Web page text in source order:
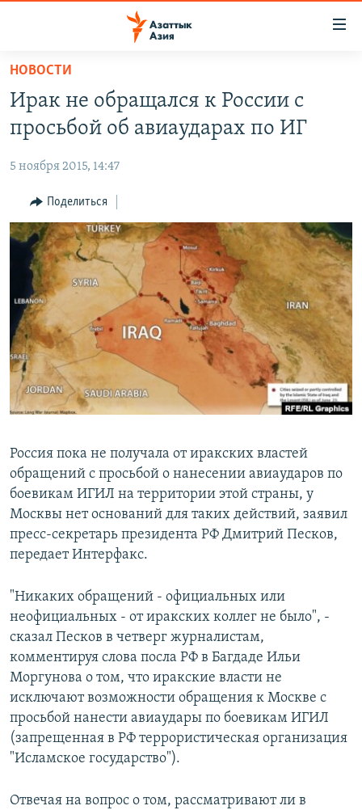
Вернуться
основному
содержанию
Вернутся
навигации
Вернутся
поиску
ЦЕНТРАЛЬНАЯ АЗИЯ
КАЗАХСТАН
УЗБЕКИСТАН
ТАДЖИКИСТАН
НОВОСТИ
ВОЙНА В УКРАИНЕ
НА ДРУГИХ ЯЗЫКАХ
ҚАЗАҚША
КЫРГЫЗЧА
ЎЗБЕКЧА
ТОҶИКӢ
TÜRKMENÇE
Все сайты РСЕ/РС
НОВОСТИ
Ирак не обращался к России с
просьбой об авиаударах по ИГ
5 ноября 2015, 14:47
Поделиться
Россия пока не получала от иракских властей
обращений с просьбой о нанесении авиаударов по
боевикам ИГИЛ на территории этой страны, у
Москвы нет оснований для таких действий, заявил
пресс-секретарь президента РФ Дмитрий Песков,
передает Интерфакс.
"Никаких обращений - официальных или
неофициальных - от иракских коллег не было", -
сказал Песков в четверг журналистам,
комментируя слова посла РФ в Багдаде Ильи
Моргунова о том, что иракские власти не
исключают возможности обращения к Москве с
просьбой нанести авиаудары по боевикам ИГИЛ
(запрещенная в РФ террористическая организация
"Исламское государство").
Отвечая на вопрос о том, рассматривают ли в